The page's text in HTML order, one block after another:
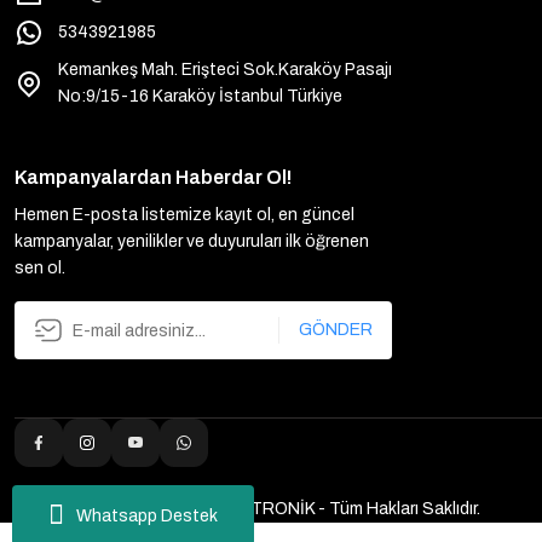
Whatsapp Destek
5343921985
Kemankeş Mah. Erişteci Sok.Karaköy Pasajı
No:9/15-16 Karaköy İstanbul Türkiye
Kampanyalardan Haberdar Ol!
Hemen E-posta listemize kayıt ol, en güncel
kampanyalar, yenilikler ve duyuruları ilk öğrenen
sen ol.
GÖNDER
2025 Copyright ULUTAŞ ELEKTRONİK - Tüm Hakları Saklıdır.